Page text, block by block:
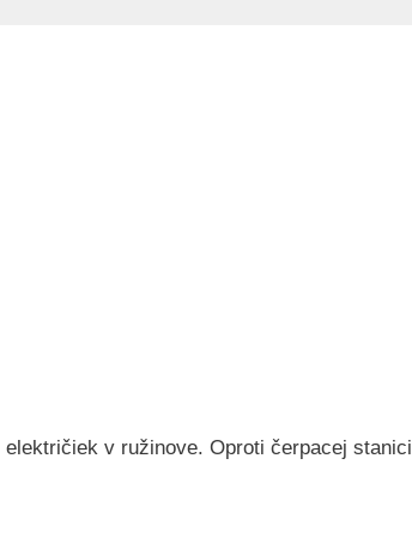
v ružinove. Oproti čerpacej